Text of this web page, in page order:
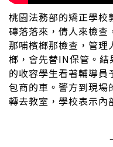
桃園法務部的矯正學校
磚落落來，倩人來檢查
那哺檳榔那檢查，管
榔，會先替IN保管。
的收容學生看著輔導
包商的車。警方到現場
轉去教室，學校表示內